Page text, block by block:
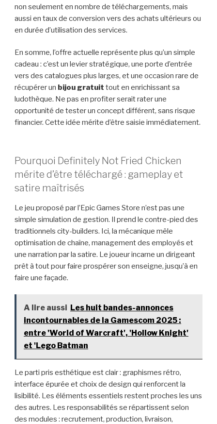
non seulement en nombre de téléchargements, mais
aussi en taux de conversion vers des achats ultérieurs ou
en durée d’utilisation des services.
En somme, l’offre actuelle représente plus qu’un simple
cadeau : c’est un levier stratégique, une porte d’entrée
vers des catalogues plus larges, et une occasion rare de
récupérer un bijou gratuit tout en enrichissant sa
ludothèque. Ne pas en profiter serait rater une
opportunité de tester un concept différent, sans risque
financier. Cette idée mérite d’être saisie immédiatement.
Pourquoi Definitely Not Fried Chicken
mérite d’être téléchargé : gameplay et
satire maîtrisés
Le jeu proposé par l’Epic Games Store n’est pas une
simple simulation de gestion. Il prend le contre-pied des
traditionnels city-builders. Ici, la mécanique mêle
optimisation de chaîne, management des employés et
une narration par la satire. Le joueur incarne un dirigeant
prêt à tout pour faire prospérer son enseigne, jusqu’à en
faire une façade.
A lire aussi Les huit bandes-annonces
incontournables de la Gamescom 2025 :
entre 'World of Warcraft', 'Hollow Knight'
et 'Lego Batman
Le parti pris esthétique est clair : graphismes rétro,
interface épurée et choix de design qui renforcent la
lisibilité. Les éléments essentiels restent proches les uns
des autres. Les responsabilités se répartissent selon
des modules : recrutement, production, livraison,